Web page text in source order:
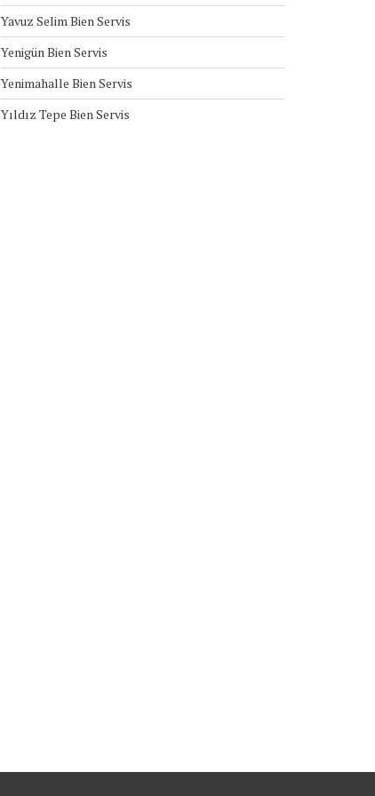
Yavuz Selim Bien Servis
Yenigün Bien Servis
Yenimahalle Bien Servis
Yıldız Tepe Bien Servis